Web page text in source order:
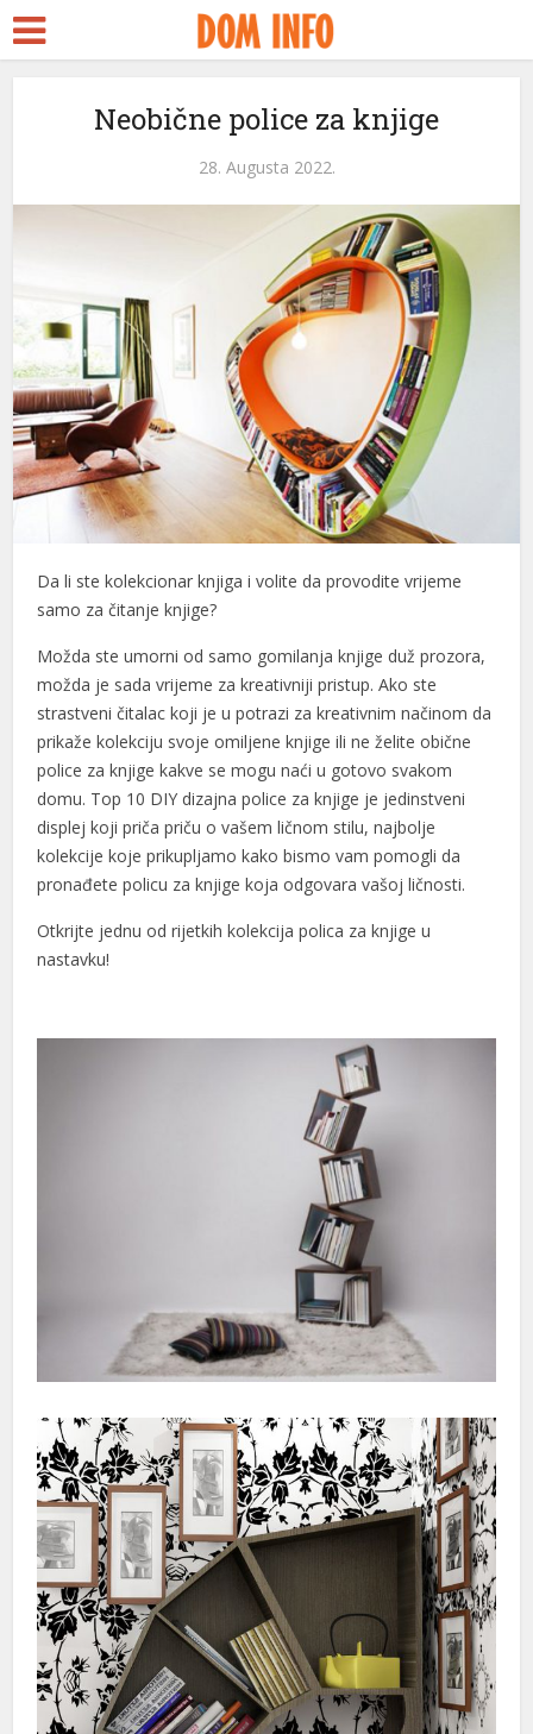
Neobične police za knjige
28. Augusta 2022.
Da li ste kolekcionar knjiga i volite da provodite vrijeme
samo za čitanje knjige?
Možda ste umorni od samo gomilanja knjige duž prozora,
možda je sada vrijeme za kreativniji pristup. Ako ste
strastveni čitalac koji je u potrazi za kreativnim načinom da
prikaže kolekciju svoje omiljene knjige ili ne želite obične
police za knjige kakve se mogu naći u gotovo svakom
domu. Top 10 DIY dizajna police za knjige je jedinstveni
displej koji priča priču o vašem ličnom stilu, najbolje
kolekcije koje prikupljamo kako bismo vam pomogli da
pronađete policu za knjige koja odgovara vašoj ličnosti.
Otkrijte jednu od rijetkih kolekcija polica za knjige u
nastavku!